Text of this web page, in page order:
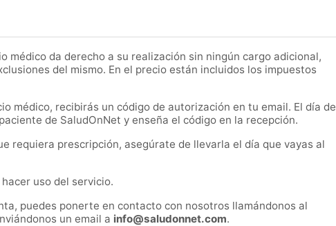
médico da derecho a su realización sin ningún cargo adicional,
del mismo. En el precio están incluidos los impuestos
médico, recibirás un código de autorización en tu email. El día de
de SaludOnNet y enseña el código en la recepción.
requiera prescripción, asegúrate de llevarla el día que vayas al
uso del servicio.
puedes ponerte en contacto con nosotros llamándonos al
un email a info@saludonnet.com.